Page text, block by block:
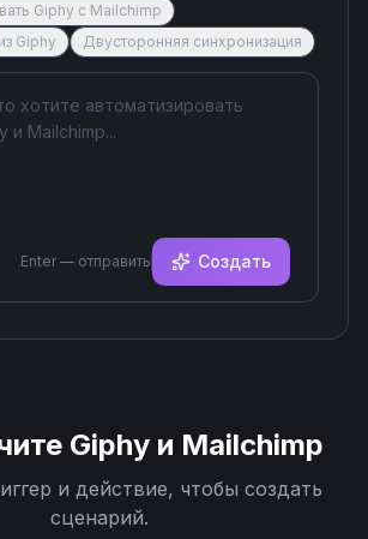
Giphy с Mailchimp
Giphy
Двусторонняя синхронизация
Enter — отправить Создать
Giphyи Mailchimp
и действие, чтобы создать
сценарий.